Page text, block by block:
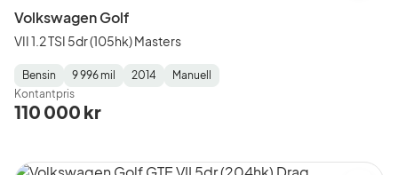
Volkswagen Golf
VII 1.2 TSI 5dr (105hk) Masters
Fuel
Type:
Bensin
Mätarställning:
9 996 mil
Model
Year:
2014
Gearbox
Type:
Manuell
Kontantpris
110 000 kr